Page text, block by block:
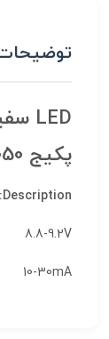
پکیج 5050 بسته ۱۰ عددی
Description:
8.8-9.2V
10-30mA